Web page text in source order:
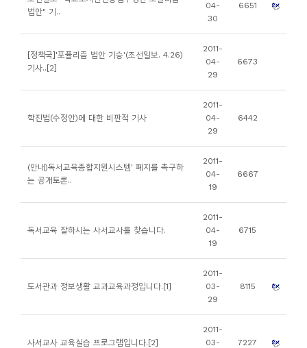
법안" 기..
04-
30
6651
[정책국]'포퓰리즘 법안 기승'(조선일보. 4.26)
기사..[2]
2011-
04-
29
6673
학진법(수정안)에 대한 비판적 기사
2011-
04-
29
6442
(안내)독서교육종합지원시스템' 폐지를 촉구하
는 공개토론..
2011-
04-
19
6667
독서교육 잘하시는 사서교사를 찾습니다.
2011-
04-
19
6715
도서관과 정보생활 교과교육과정입니다.[1]
2011-
03-
29
8115
사서교사 교육실습 프로그램입니다.[2]
2011-
03-
7227